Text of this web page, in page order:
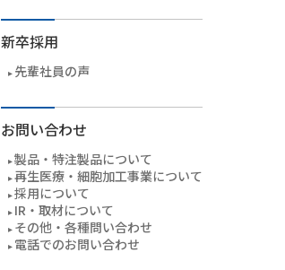
新卒採用
先輩社員の声
お問い合わせ
製品・特注製品について
再生医療・細胞加工事業について
採用について
IR・取材について
その他・各種問い合わせ
電話でのお問い合わせ